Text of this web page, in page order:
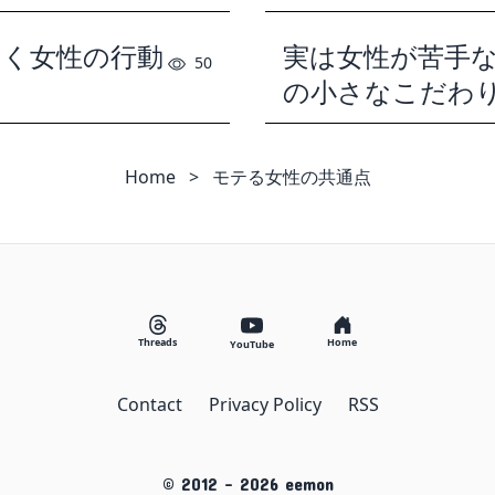
女性の行動 50
実は女性が苦手
の小さなこだわり
Home > モテる女性の共通点
Threads YouTube Home
Contact Privacy Policy RSS
© 2012 - 2026eemon